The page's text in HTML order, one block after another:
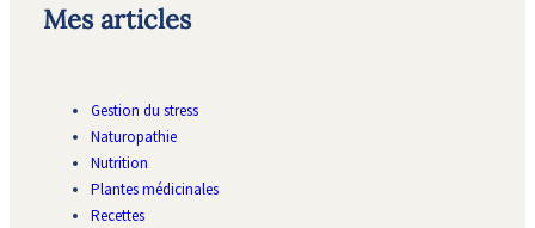
Mes articles
Gestion du stress
Naturopathie
Nutrition
Plantes médicinales
Recettes